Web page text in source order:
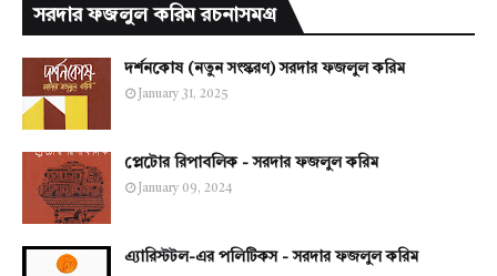
সরদার ফজলুল করিম রচনাসমগ্র
দর্শনকোষ (নতুন সংস্করণ) সরদার ফজলুল করিম
January 31, 2025
প্লেটোর রিপাবলিক - সরদার ফজলুল করিম
January 09, 2024
এ্যারিস্টটল-এর পলিটিকস - সরদার ফজলুল করিম